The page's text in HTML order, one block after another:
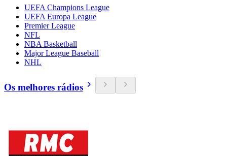
UEFA Champions League
UEFA Europa League
Premier League
NFL
NBA Basketball
Major League Baseball
NHL
Os melhores rádios